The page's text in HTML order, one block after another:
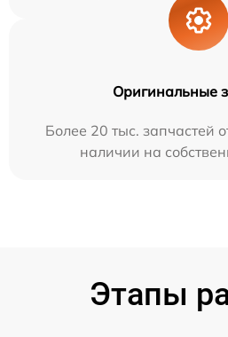
Оригинальные
Более 20 тыс. запчастей
наличии на
Этапы